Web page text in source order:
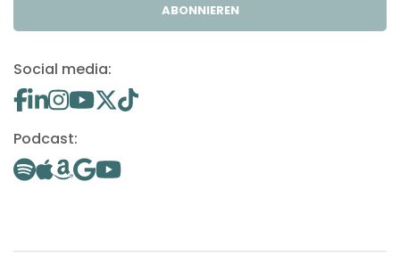
ABONNIEREN
Social media:
Podcast: